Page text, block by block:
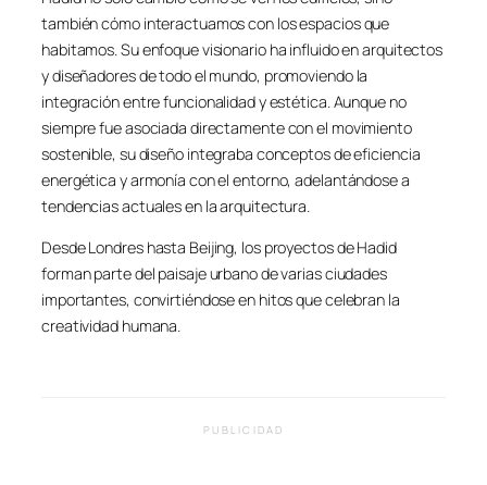
también cómo interactuamos con los espacios que
habitamos. Su enfoque visionario ha influido en arquitectos
y diseñadores de todo el mundo, promoviendo la
integración entre funcionalidad y estética. Aunque no
siempre fue asociada directamente con el movimiento
sostenible, su diseño integraba conceptos de eficiencia
energética y armonía con el entorno, adelantándose a
tendencias actuales en la arquitectura.
Desde Londres hasta Beijing, los proyectos de Hadid
forman parte del paisaje urbano de varias ciudades
importantes, convirtiéndose en hitos que celebran la
creatividad humana.
PUBLICIDAD